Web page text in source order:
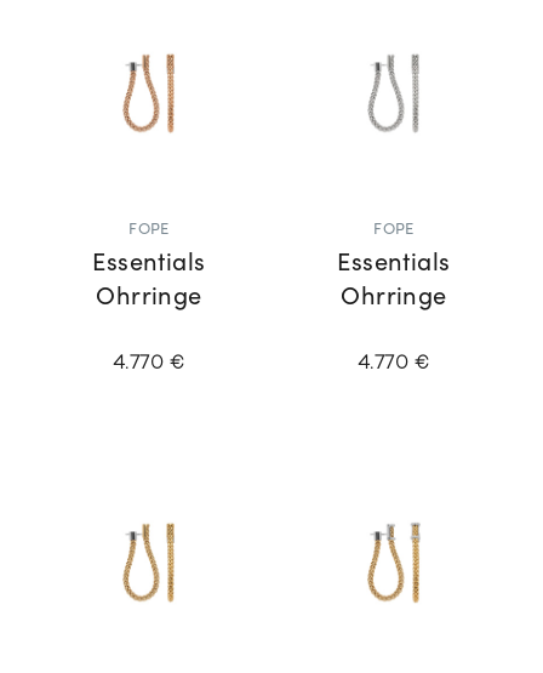
FOPE
Essentials
Ohrringe
4.770 €
FOPE
Essentials
Ohrringe
4.770 €